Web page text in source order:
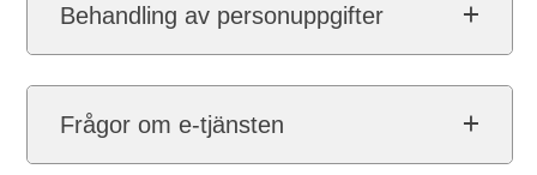
Behandling av personuppgifter
Frågor om e-tjänsten